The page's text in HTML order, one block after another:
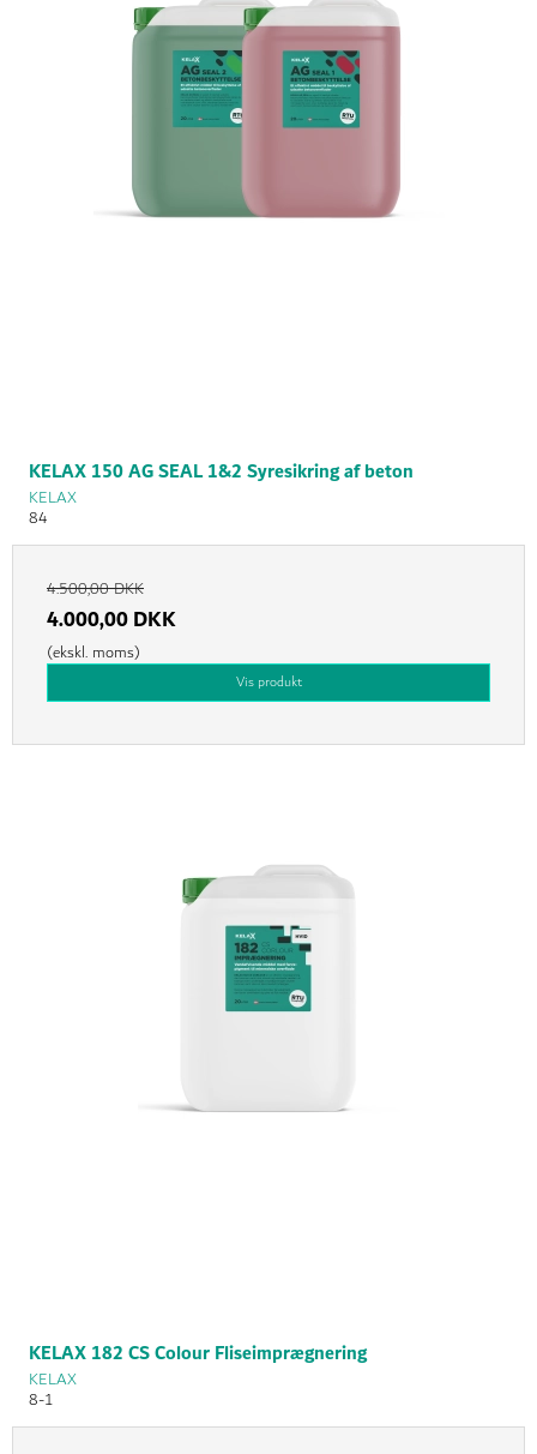
KELAX 150 AG SEAL 1&2 Syresikring af beton
KELAX
84
4.500,00 DKK
4.000,00 DKK
(ekskl. moms)
Vis produkt
KELAX 182 CS Colour Fliseimprægnering
KELAX
8-1